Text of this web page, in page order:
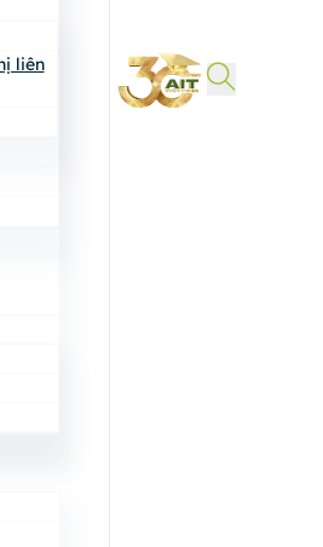
liên